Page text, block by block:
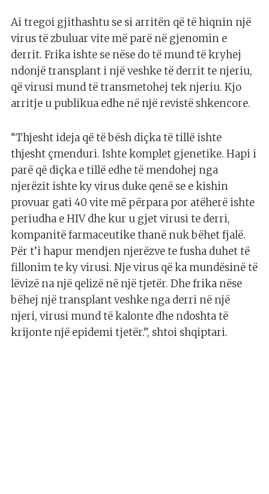
Ai tregoi gjithashtu se si arritën që të hiqnin një
virus të zbuluar vite më parë në gjenomin e
derrit. Frika ishte se nëse do të mund të kryhej
ndonjë transplant i një veshke të derrit te njeriu,
që virusi mund të transmetohej tek njeriu. Kjo
arritje u publikua edhe në një revistë shkencore.
“Thjesht ideja që të bësh diçka të tillë ishte
thjesht çmenduri. Ishte komplet gjenetike. Hapi i
parë që diçka e tillë edhe të mendohej nga
njerëzit ishte ky virus duke qenë se e kishin
provuar gati 40 vite më përpara por atëherë ishte
periudha e HIV dhe kur u gjet virusi te derri,
kompanitë farmaceutike thanë nuk bëhet fjalë.
Për t’i hapur mendjen njerëzve te fusha duhet të
fillonim te ky virusi. Nje virus që ka mundësinë të
lëvizë na një qelizë në një tjetër. Dhe frika nëse
bëhej një transplant veshke nga derri në një
njeri, virusi mund të kalonte dhe ndoshta të
krijonte një epidemi tjetër.”, shtoi shqiptari.